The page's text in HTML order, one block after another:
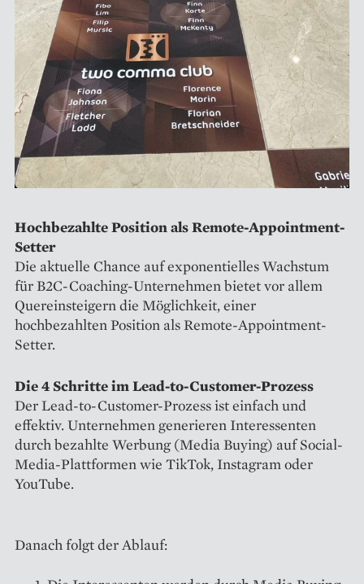
Hochbezahlte Position als Remote-Appointment-
Setter
Die aktuelle Chance auf exponentielles Wachstum
für B2C-Coaching-Unternehmen bietet vor allem
Quereinsteigern die Möglichkeit, einer
hochbezahlten Position als Remote-Appointment-
Setter.
Die 4 Schritte im Lead-to-Customer-Prozess
Der Lead-to-Customer-Prozess ist einfach und
effektiv. Unternehmen generieren Interessenten
durch bezahlte Werbung (Media Buying) auf Social-
Media-Plattformen wie TikTok, Instagram oder
YouTube.
Danach folgt der Ablauf: